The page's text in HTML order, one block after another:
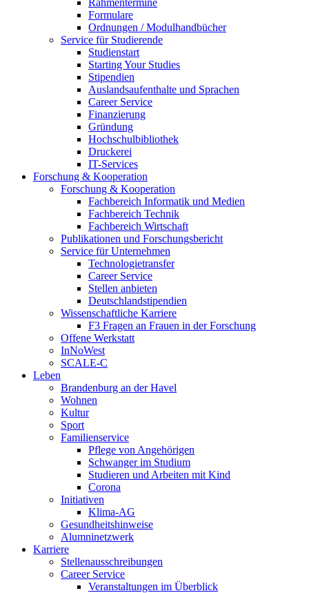
Rahmentermine
Formulare
Ordnungen / Modulhandbücher
Service für Studierende
Studienstart
Starting Your Studies
Stipendien
Auslandsaufenthalte und Sprachen
Career Service
Finanzierung
Gründung
Hochschulbibliothek
Druckerei
IT-Services
Forschung & Kooperation
Forschung & Kooperation
Fachbereich Informatik und Medien
Fachbereich Technik
Fachbereich Wirtschaft
Publikationen und Forschungsbericht
Service für Unternehmen
Technologietransfer
Career Service
Stellen anbieten
Deutschlandstipendien
Wissenschaftliche Karriere
F3 Fragen an Frauen in der Forschung
Offene Werkstatt
InNoWest
SCALE-C
Leben
Brandenburg an der Havel
Wohnen
Kultur
Sport
Familienservice
Pflege von Angehörigen
Schwanger im Studium
Studieren und Arbeiten mit Kind
Corona
Initiativen
Klima-AG
Gesundheitshinweise
Alumninetzwerk
Karriere
Stellenausschreibungen
Career Service
Veranstaltungen im Überblick